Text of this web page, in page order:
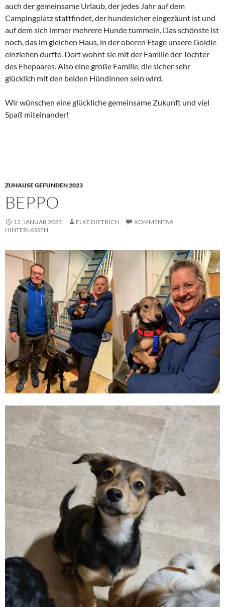
auch der gemeinsame Urlaub, der jedes Jahr auf dem
Campingplatz stattfindet, der hundesicher eingezäunt ist und
auf dem sich immer mehrere Hunde tummeln. Das schönste ist
noch, das im gleichen Haus, in der oberen Etage unsere Goldie
einziehen durfte. Dort wohnt sie mit der Familie der Tochter
des Ehepaares. Also eine große Familie, die sicher sehr
glücklich mit den beiden Hündinnen sein wird.
Wir wünschen eine glückliche gemeinsame Zukunft und viel
Spaß miteinander!
ZUHAUSE GEFUNDEN 2023
BEPPO
12. JANUAR 2023 ELKE DIETRICH
KOMMENTAR
HINTERLASSEN